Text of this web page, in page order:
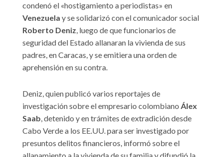
condenó el «hostigamiento a periodistas» en
Venezuela y se solidarizó con el comunicador social
Roberto Deniz, luego de que funcionarios de
seguridad del Estado allanaran la vivienda de sus
padres, en Caracas, y se emitiera una orden de
aprehensión en su contra.
Deniz, quien publicó varios reportajes de
investigación sobre el empresario colombiano Álex
Saab, detenido y en trámites de extradición desde
Cabo Verde a los EE.UU. para ser investigado por
presuntos delitos financieros, informó sobre el